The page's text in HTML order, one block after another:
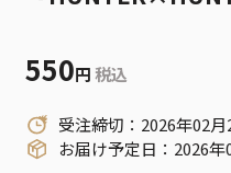
550円 税込
受注締切：2026年02月
お届け予定日：2026